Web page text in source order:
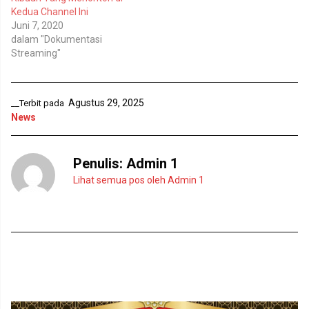
l
a
y
a
n
g
b
u
d
e
y
a
u
Kedua Channel Ini
Juni 7, 2020
dalam "Dokumentasi
Streaming"
__Terbit pada Agustus 29, 2025
News
Penulis: Admin 1
Lihat semua pos oleh Admin 1